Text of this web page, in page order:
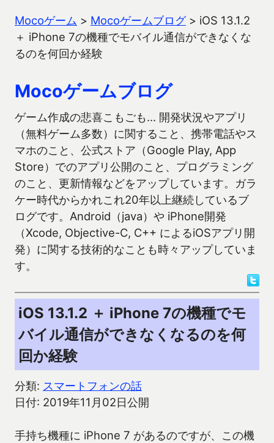
Mocoゲーム > Mocoゲームブログ> iOS 13.1.2
＋ iPhone 7の機種でモバイル通信ができなくな
るのを何回か経験
Mocoゲームブログ
ゲーム作成の悲喜こもごも… 開発状況やアプリ
（無料ゲーム多数）に関すること、携帯電話やス
マホのこと、公式ストア（Google Play, App
Store）でのアプリ公開のこと、プログラミング
のこと、更新情報などをアップしています。ガラ
ケー時代からかれこれ20年以上継続しているブ
ログです。Android（java）や iPhone開発
（Xcode, Objective-C, C++ によるiOSアプリ開
発）に関する技術的なことも時々アップしていま
す。
iOS 13.1.2 ＋ iPhone 7の機種でモ
バイル通信ができなくなるのを何
回か経験
分類: スマートフォンの話
日付: 2019年11月02日公開
手持ち機種に iPhone 7 があるのですが、この機